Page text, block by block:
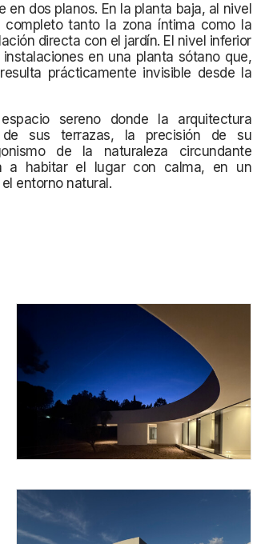
dos planos. En la planta baja, al nivel
tanto la zona íntima como la
directa con el jardín. El nivel inferior
en una planta sótano que,
prácticamente invisible desde la
sereno donde la arquitectura
sus terrazas, la precisión de su
de la naturaleza circundante
a habitar el lugar con calma, en un
entorno natural.